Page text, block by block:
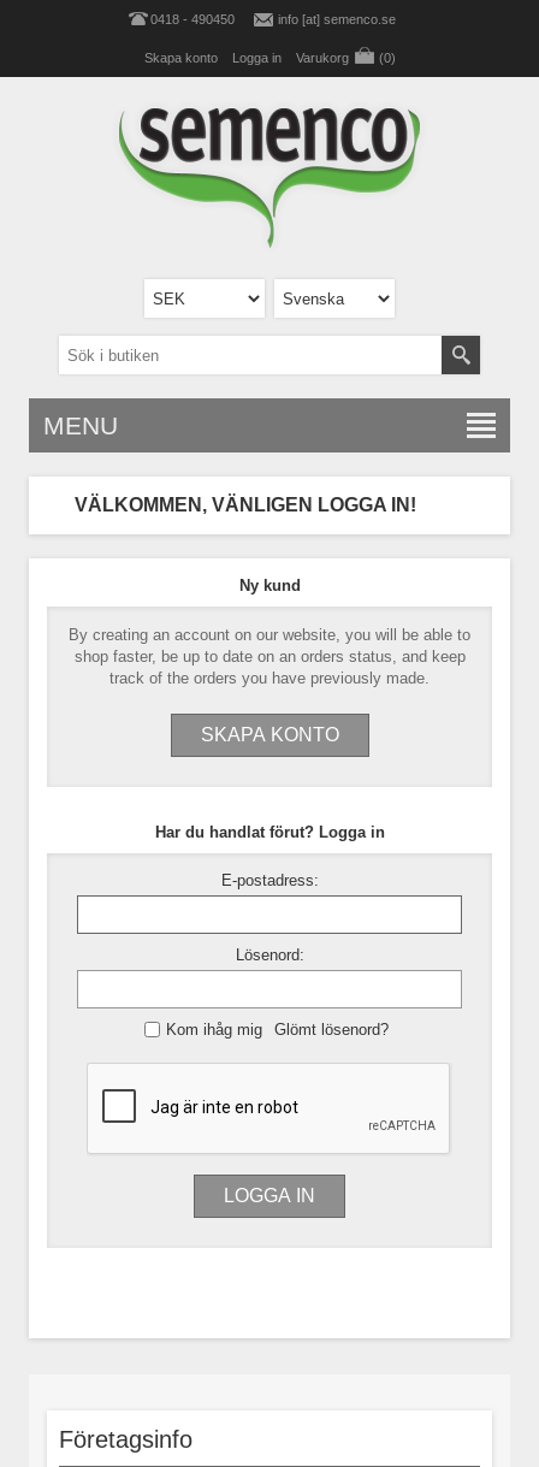
0418 - 490450 info [at] semenco.se
Skapa konto Logga in Varukorg (0)
MENU
VÄLKOMMEN, VÄNLIGEN LOGGA IN!
Ny kund
By creating an account on our website, you will be able to
shop faster, be up to date on an orders status, and keep
track of the orders you have previously made.
Har du handlat förut? Logga in
E-postadress:
Lösenord:
Kom ihåg mig Glömt lösenord?
Företagsinfo